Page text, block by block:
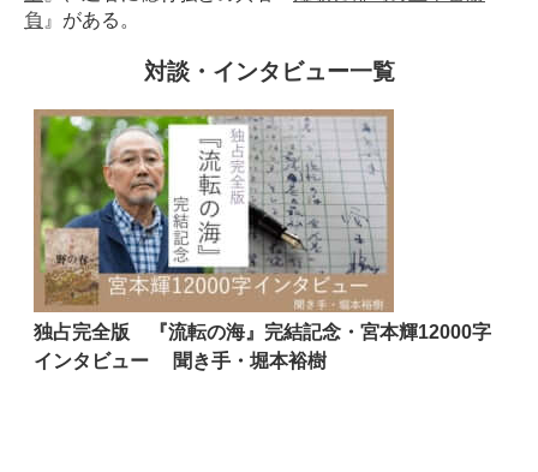
負 』がある。
対談・インタビュー一覧
独占完全版 『流転の海』完結記念・宮本輝12000字
インタビュー 聞き手・堀本裕樹